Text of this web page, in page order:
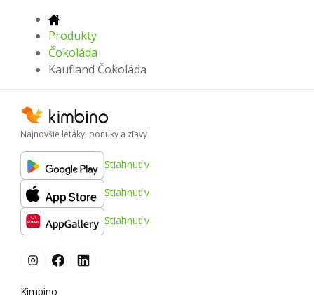
Produkty
Čokoláda
Kaufland Čokoláda
Najnovšie letáky, ponuky a zľavy
Stiahnuť v
Stiahnuť v
Stiahnuť v
Kimbino